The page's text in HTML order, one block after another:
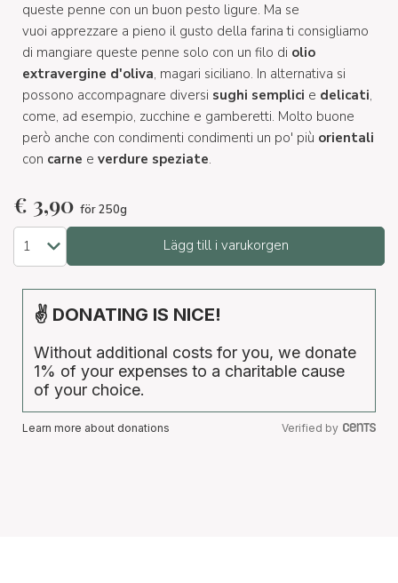
queste penne con un buon pesto ligure. Ma se
vuoi apprezzare a pieno il gusto della farina ti consigliamo
di mangiare queste penne solo con un filo di olio
extravergine d'oliva, magari siciliano. In alternativa si
possono accompagnare diversi sughi semplici e delicati,
come, ad esempio, zucchine e gamberetti. Molto buone
però anche con condimenti condimenti un po' più orientali
con carne e verdure speziate.
€ 3,90 för 250g
Lägg till i varukorgen
✌ DONATING IS NICE!
Without additional costs for you, we donate
1% of your expenses to a charitable cause
of your choice.
Learn more about donations Verified by